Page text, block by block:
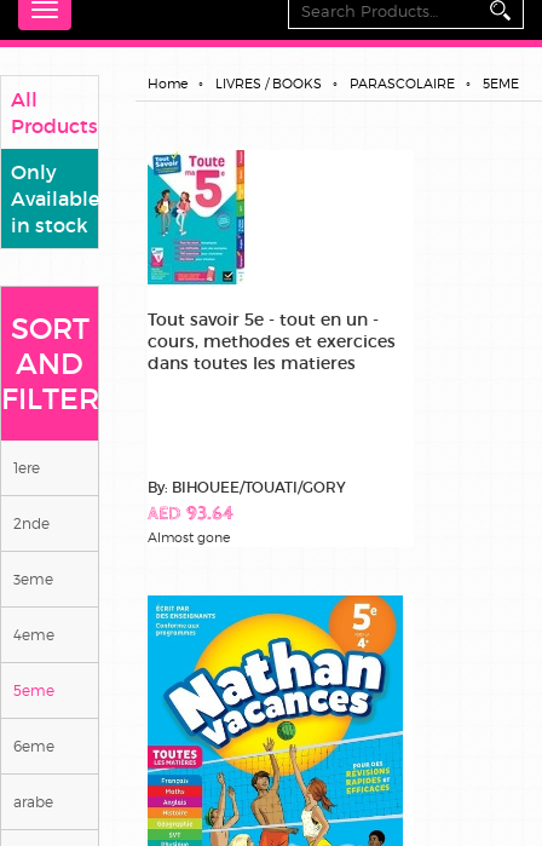
Toggle
navigation
All
Products
Only
Available
in stock
SORT
AND
FILTER
1ere
2nde
3eme
4eme
5eme
6eme
arabe
Home LIVRES / BOOKS PARASCOLAIRE 5EME
Tout savoir 5e - tout en un -
cours, methodes et exercices
dans toutes les matieres
By: BIHOUEE/TOUATI/GORY
AED 93.64
Almost gone